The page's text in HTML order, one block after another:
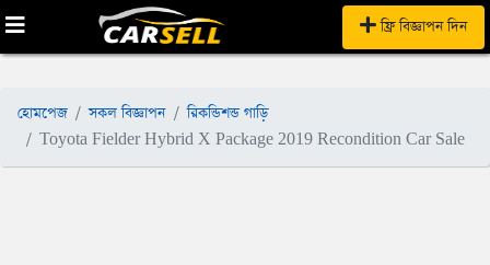
ফ্রি বিজ্ঞাপন দিন
হোমপেজ সকল বিজ্ঞাপন
রিকন্ডিশন্ড গাড়ি
Toyota Fielder Hybrid X Package 2019 Recondition Car Sale